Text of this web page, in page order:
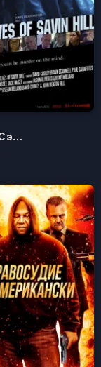
Волки с Сэйвин-Хилл